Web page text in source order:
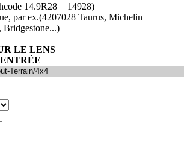
14.9R28 = 14928)
par ex.(4207028 Taurus, Michelin
Bridgestone...)
LE LENS